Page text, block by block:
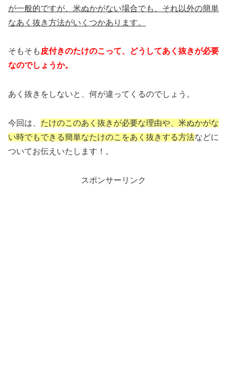
が一般的ですが、米ぬかがない場合でも、それ以外の簡単
なあく抜き方法がいくつかあります。
そもそも 皮付きのたけのこって、どうしてあく抜きが必要
なのでしょうか。
あく抜きをしないと、何が違ってくるのでしょう。
今回は、 たけのこのあく抜きが必要な理由や、米ぬかがな
い時でもできる簡単なたけのこをあく抜きする方法などに
ついてお伝えいたします！。
スポンサーリンク